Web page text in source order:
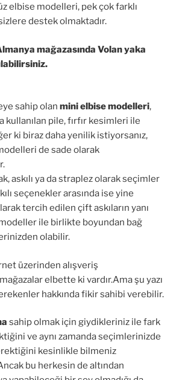
elbise modelleri, pek çok farklı
destek olmaktadır.
mağazasında Volan yaka
sahip olan mini elbise modelleri,
kullanılan pile, fırfır kesimleri ile
ki biraz daha yenilik istiyorsanız,
de sade olarak
askılı ya da straplez olarak seçimler
seçenekler arasında ise yine
tercih edilen çift askıların yanı
ile birlikte boyundan bağ
olabilir.
üzerinden alışveriş
elbette ki vardır.Ama şu yazı
hakkında fikir sahibi verebilir.
sahip olmak için giydikleriniz ile fark
ve aynı zamanda seçimlerinizde
kesinlikle bilmeniz
bu herkesin de altından